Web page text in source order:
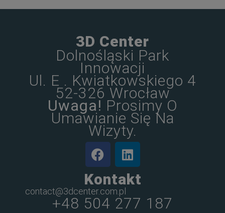
3D Center
Dolnośląski Park
Innowacji
Ul. E . Kwiatkowskiego 4
52-326 Wrocław
Uwaga! Prosimy O
Umawianie Się Na
Wizyty.
Kontakt
contact@3dcenter.com.pl
+48 504 277 187